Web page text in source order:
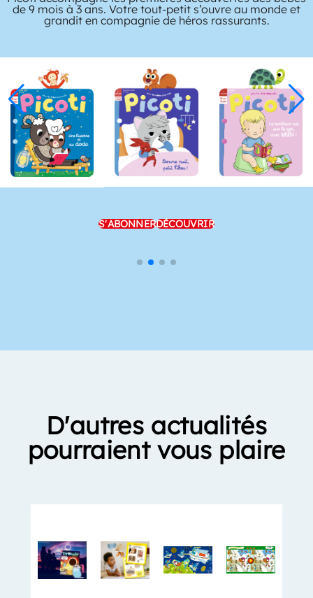
de 9 mois à 3 ans. Votre tout-petit s’ouvre au monde et
grandit en compagnie de héros rassurants.
S'ABONNERDÉCOUVRIR
D'autres actualités
pourraient vous plaire